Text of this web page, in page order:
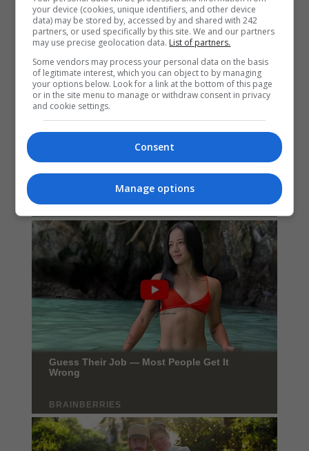
your device (cookies, unique identifiers, and other device
data) may be stored by, accessed by and shared with 242
partners, or used specifically by this site. We and our partners
may use precise geolocation data. List of partners.
Some vendors may process your personal data on the basis
of legitimate interest, which you can object to by managing
your options below. Look for a link at the bottom of this page
or in the site menu to manage or withdraw consent in privacy
and cookie settings.
Consent
Manage options